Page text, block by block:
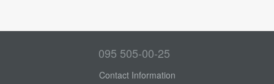
095 505-00-25
Contact Information